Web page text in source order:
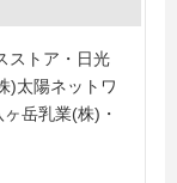
ストア・日光
)太陽ネットワ
岳乳業(株)・